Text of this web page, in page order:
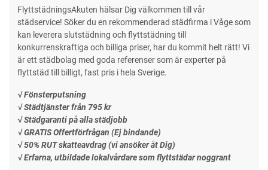
FlyttstädningsAkuten hälsar Dig välkommen till vår
städservice! Söker du en rekommenderad städfirma i Våge som
kan leverera slutstädning och flyttstädning till
konkurrenskraftiga och billiga priser, har du kommit helt rätt! Vi
är ett städbolag med goda referenser som är experter på
flyttstäd till billigt, fast pris i hela Sverige.
√ Fönsterputsning
√ Städtjänster från 795 kr
√ Städgaranti på alla städjobb
√ GRATIS Offertförfrågan (Ej bindande)
√ 50% RUT skatteavdrag (vi ansöker åt Dig)
√ Erfarna, utbildade lokalvårdare som flyttstädar noggrant